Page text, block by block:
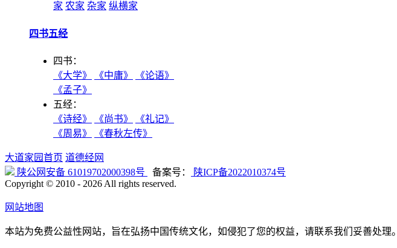
家 农家 杂家 纵横家
四书五经
四书：
《大学》
《中庸》
《论语》
《孟子》
五经：
《诗经》
《尚书》
《礼记》
《周易》
《春秋左传》
大道家园首页 道德经网
陕公网安备 61019702000398号
备案号：
陕ICP备2022010374号
Copyright © 2010 - 2026 All rights reserved.
网站地图
本站为免费公益性网站，旨在弘扬中国传统文化，如侵犯了您的权益，请联系我们妥善处理。